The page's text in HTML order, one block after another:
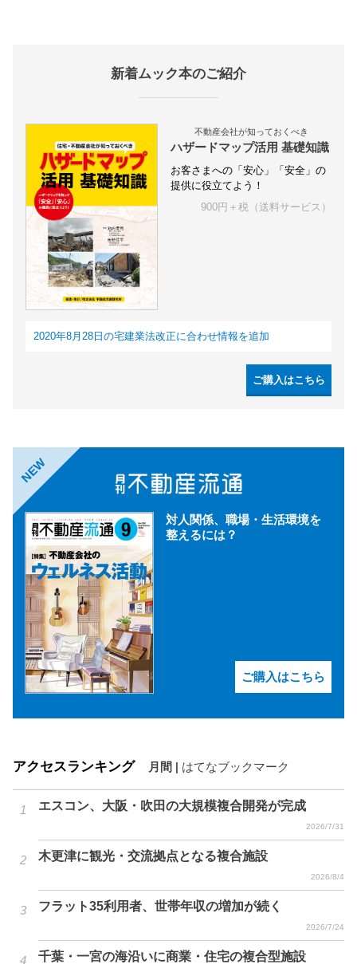
新着ムック本のご紹介
不動産会社が知っておくべき
ハザードマップ活用 基礎知識
お客さまへの「安心」「安全」の
提供に役立てよう！
900円＋税（送料サービス）
2020年8月28日の宅建業法改正に合わせ情報を追加
ご購入はこちら
NEW
対人関係、職場・生活環境を
整えるには？
ご購入はこちら
アクセスランキング 月間 | はてなブックマーク
エスコン、大阪・吹田の大規模複合開発が完成
2026/7/31
木更津に観光・交流拠点となる複合施設
2026/8/4
フラット35利用者、世帯年収の増加が続く
2026/7/24
千葉・一宮の海沿いに商業・住宅の複合型施設